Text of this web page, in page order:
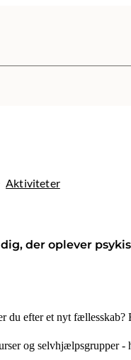
Aktiviteter
der oplever
du efter et nyt fællesskab?
og